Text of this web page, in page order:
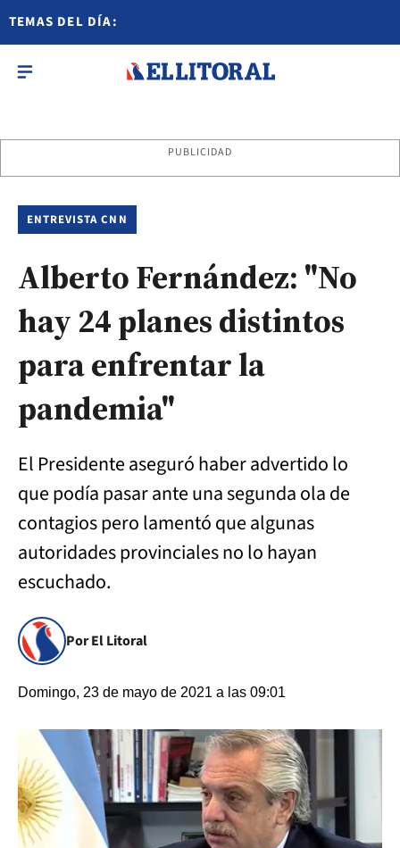
TEMAS DEL DÍA:
PUBLICIDAD
ENTREVISTA CNN
Alberto Fernández: "No
hay 24 planes distintos
para enfrentar la
pandemia"
El Presidente aseguró haber advertido lo
que podía pasar ante una segunda ola de
contagios pero lamentó que algunas
autoridades provinciales no lo hayan
escuchado.
Por El Litoral
Domingo, 23 de mayo de 2021 a las 09:01